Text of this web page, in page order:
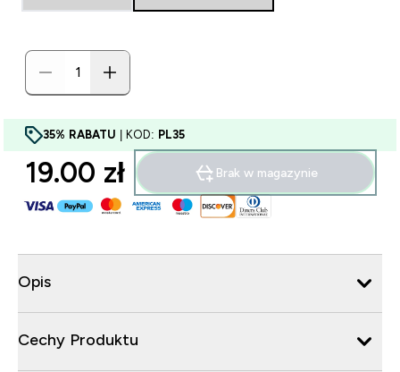
35% RABATU | KOD: PL35
19.00 zł‎ Brak w magazynie
Opis
Cechy Produktu